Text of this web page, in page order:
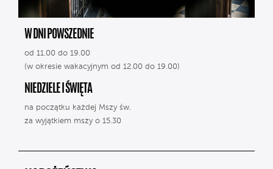
W DNI POWSZEDNIE
od 11.00 do 19.00
(w okresie wakacyjnym od 12.00 do 19.00)
NIEDZIELE I ŚWIĘTA
na początku każdej Mszy św.
za wyjątkiem mszy o 15.30